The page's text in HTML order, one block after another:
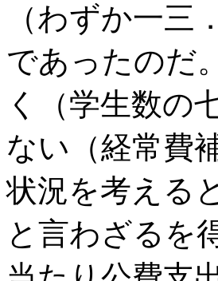
（わずか一三
であったのだ
く（学生数の
ない（経常費
状況を考える
と言わざるを